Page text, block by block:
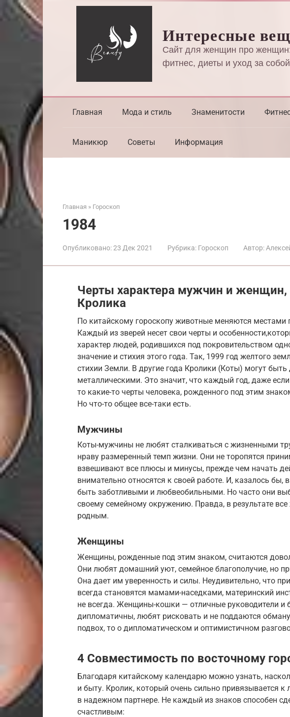
Перейти
к
контенту
Интересные
Сайт для женщин про
фитнес, диеты и уход за собой
Главная Мода и стиль Знаменитости
Маникюр Советы Информация
Главная » Гороскоп
1984
Опубликовано:23 Дек 2021 Рубрика: Гороскоп Автор:
Черты характера мужчин и
Кролика
По китайскому гороскопу животные меняются местами
Каждый из зверей несет свои черты и
характер людей, родившихся под покровительством
значение и стихия этого года. Так, 1999 год желтого
стихии Земли. В другие года Кролики (Коты) могут
металлическими. Это значит, что каждый год, даже
то какие-то черты человека, рожденного под этим
Но что-то общее все-таки есть.
Мужчины
Коты-мужчины не любят сталкиваться с жизненными
нраву размеренный темп жизни. Они не торопятся
взвешивают все плюсы и минусы, прежде чем начать
внимательно относятся к своей работе. И, казалось
быть заботливыми и любвеобильными. Но часто они
своему семейному окружению. Правда, в результате
родным.
Женщины
Женщины, рожденные под этим знаком, считаются
Они любят домашний уют, семейное благополучие, но
Она дает им уверенность и силы. Неудивительно, что
всегда становятся мамами-наседками, материнский
не всегда. Женщины-кошки — отличные руководители и
дипломатичны, любят рисковать и не поддаются
подвох, то о дипломатическом и оптимистичном
4 Совместимость по восточному
Благодаря китайскому календарю можно узнать,
и быту. Кролик, который очень сильно привязывается
в надежном партнере. Не каждый из знаков способен
счастливым: